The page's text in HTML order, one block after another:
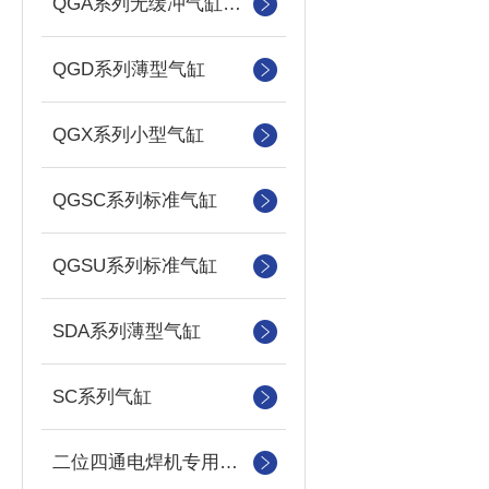
QGD系列薄型气缸
QGX系列小型气缸
QGSC系列标准气缸
QGSU系列标准气缸
SDA系列薄型气缸
SC系列气缸
二位四通电焊机专用电磁阀